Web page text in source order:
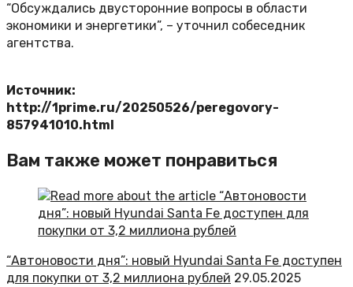
“Обсуждались двусторонние вопросы в области
экономики и энергетики”, – уточнил собеседник
агентства.
Источник:
http://1prime.ru/20250526/peregovory-
857941010.html
Вам также может понравиться
“Автоновости дня”: новый Hyundai Santa Fe доступен
для покупки от 3,2 миллиона рублей 29.05.2025